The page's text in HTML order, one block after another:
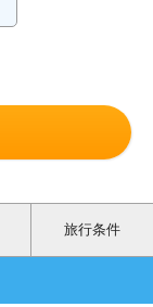
旅行条件